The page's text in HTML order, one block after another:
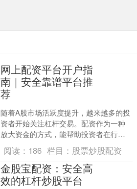
网上配资平台开户指
南｜安全靠谱平台推
荐
随着A股市场活跃度提升，越来越多的投
资者开始关注杠杆交易。配资作为一种
放大资金的方式，能帮助投资者在行情
来临时获得更高收益。然而，面对网络
上良莠不齐的配资平台，....
阅读： 186 栏目： 股票炒股配资
金股宝配资：安全高
效的杠杆炒股平台